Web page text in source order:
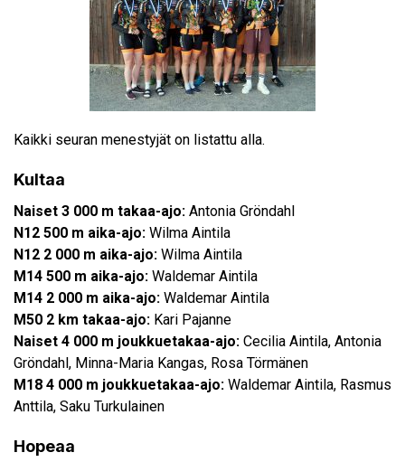
Kaikki seuran menestyjät on listattu alla.
Kultaa
Naiset 3 000 m takaa-ajo: Antonia Gröndahl
N12 500 m aika-ajo: Wilma Aintila
N12 2 000 m aika-ajo: Wilma Aintila
M14 500 m aika-ajo: Waldemar Aintila
M14 2 000 m aika-ajo: Waldemar Aintila
M50 2 km takaa-ajo: Kari Pajanne
Naiset 4 000 m joukkuetakaa-ajo: Cecilia Aintila, Antonia
Gröndahl, Minna-Maria Kangas, Rosa Törmänen
M18 4 000 m joukkuetakaa-ajo: Waldemar Aintila, Rasmus
Anttila, Saku Turkulainen
Hopeaa